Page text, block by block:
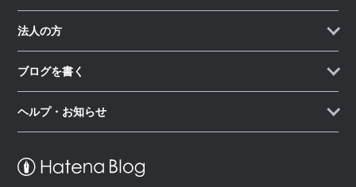
法人の方
ブログを書く
ヘルプ・お知らせ